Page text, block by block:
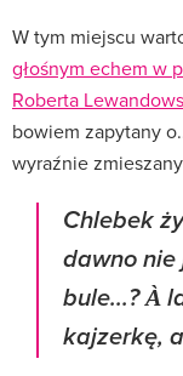
W tym miejscu
głośnym echem w
Roberta
bowiem zapytany
wyraźnie
Chlebek
dawno nie
bule...? À
kajzerkę,